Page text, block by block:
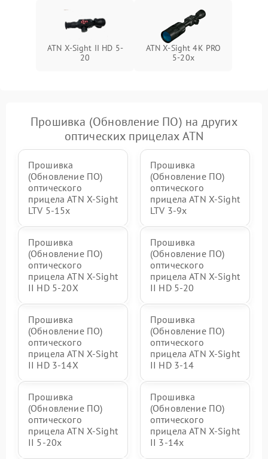
ATN X-Sight II HD 5-
20
ATN X-Sight 4K PRO
5-20x
Прошивка (Обновление ПО) на других
оптических прицелах ATN
Прошивка
(Обновление ПО)
оптического
прицела ATN X-Sight
LTV 5-15x
Прошивка
(Обновление ПО)
оптического
прицела ATN X-Sight
LTV 3-9x
Прошивка
(Обновление ПО)
оптического
прицела ATN X-Sight
II HD 5-20X
Прошивка
(Обновление ПО)
оптического
прицела ATN X-Sight
II HD 5-20
Прошивка
(Обновление ПО)
оптического
прицела ATN X-Sight
II HD 3-14X
Прошивка
(Обновление ПО)
оптического
прицела ATN X-Sight
II HD 3-14
Прошивка
(Обновление ПО)
оптического
прицела ATN X-Sight
II 5-20x
Прошивка
(Обновление ПО)
оптического
прицела ATN X-Sight
II 3-14x